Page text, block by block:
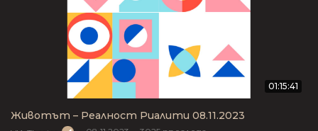
01:15:41
Животът – Реалност Риалити 08.11.2023